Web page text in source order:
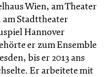
Wien, am Theater
am Stadttheater
Hannover
er zum Ensemble
bis er 2013 ans
Er arbeitete mit